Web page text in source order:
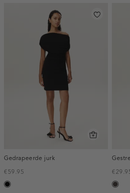
Gedrapeerde jurk
€59.95
zwart choco